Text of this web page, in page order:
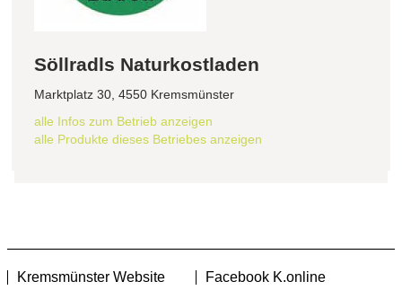
Söllradls Naturkostladen
Marktplatz 30, 4550 Kremsmünster
alle Infos zum Betrieb anzeigen
alle Produkte dieses Betriebes anzeigen
Kremsmünster Website Facebook K.online